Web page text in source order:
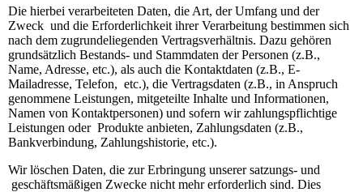
Die hierbei verarbeiteten Daten, die Art, der Umfang und der
Zweck und die Erforderlichkeit ihrer Verarbeitung bestimmen sich
nach dem zugrundeliegenden Vertragsverhältnis. Dazu gehören
grundsätzlich Bestands- und Stammdaten der Personen (z.B.,
Name, Adresse, etc.), als auch die Kontaktdaten (z.B., E-
Mailadresse, Telefon, etc.), die Vertragsdaten (z.B., in Anspruch
genommene Leistungen, mitgeteilte Inhalte und Informationen,
Namen von Kontaktpersonen) und sofern wir zahlungspflichtige
Leistungen oder Produkte anbieten, Zahlungsdaten (z.B.,
Bankverbindung, Zahlungshistorie, etc.).
Wir löschen Daten, die zur Erbringung unserer satzungs- und
geschäftsmäßigen Zwecke nicht mehr erforderlich sind. Dies